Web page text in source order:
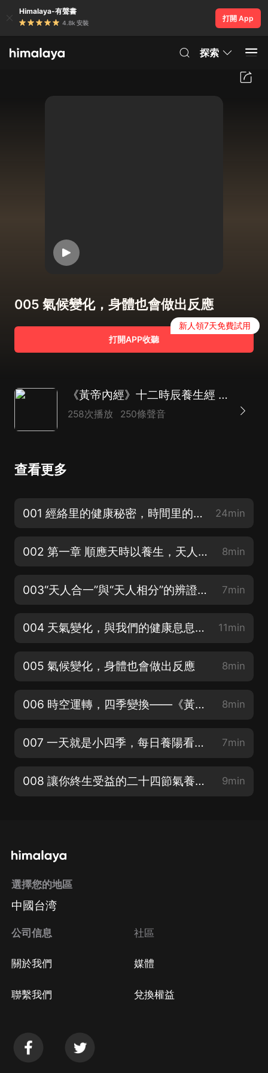
Himalaya-有聲書
4.8k 安裝
打開 App
探索
005 氣候變化，身體也會做出反應
打開APP收聽
新人領7天免費試用
《黃帝內經》十二時辰養生經 | 國學智慧經典 養生之道 健康法門 中醫養生本源
258次播放 250條聲音
查看更多
001 經絡里的健康秘密，時間里的養生要訣 24min
002 第一章 順應天時以養生，天人合一是正道——《黃帝內經》養生總論 8min
003“天人合一”與“天人相分”的辨證養生哲學 7min
004 天氣變化，與我們的健康息息相關 11min
005 氣候變化，身體也會做出反應 8min
006 時空運轉，四季變換——《黃帝內經》四時陰陽調和法則 8min
007 一天就是小四季，每日養陽看時辰 7min
008 讓你終生受益的二十四節氣養生要訣 01 9min
選擇您的地區
中國台湾
公司信息
關於我們
聯繫我們
社區
媒體
兌換權益